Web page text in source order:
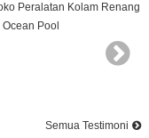
Pelayananya Mantap.
Semua Testimoni